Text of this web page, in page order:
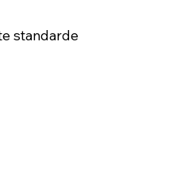
standarde